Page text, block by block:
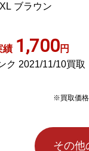
ブラウン
績 1,700円
ク 2021/11/10買取
※買取価格
その他